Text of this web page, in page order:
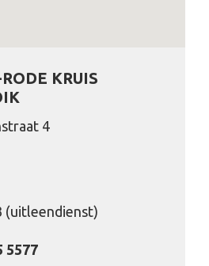
KRUIS
4
(uitleendienst)
5577